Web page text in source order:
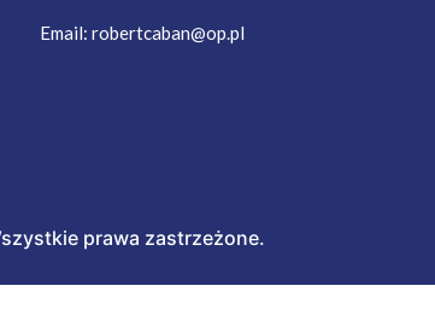
Email: robertcaban@op.pl
prawa zastrzeżone.